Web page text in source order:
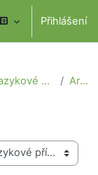
Přihlášení
Katedra jazykové přípravy Archiv